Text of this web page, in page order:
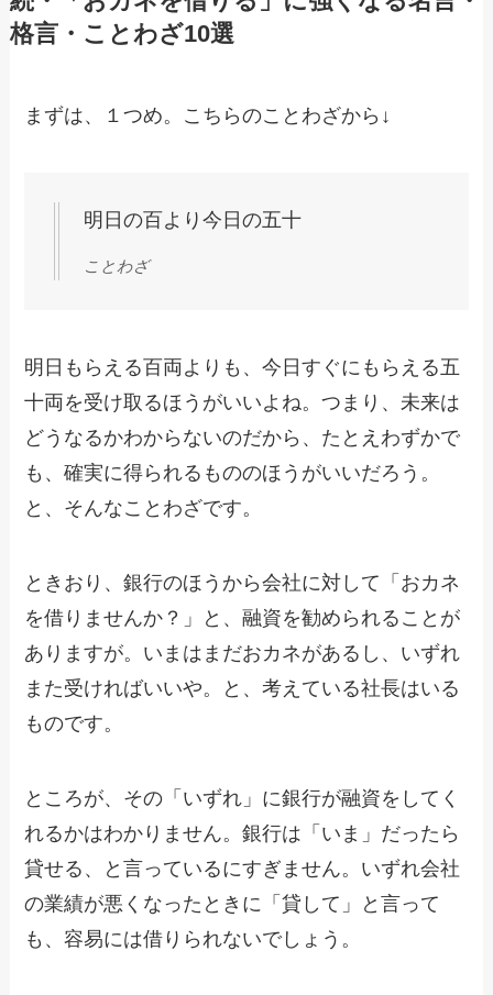
格言・ことわざ10選
まずは、１つめ。こちらのことわざから↓
明日の百より今日の五十
ことわざ
明日もらえる百両よりも、今日すぐにもらえる五
十両を受け取るほうがいいよね。つまり、未来は
どうなるかわからないのだから、たとえわずかで
も、確実に得られるもののほうがいいだろう。
と、そんなことわざです。
ときおり、銀行のほうから会社に対して「おカネ
を借りませんか？」と、融資を勧められることが
ありますが。いまはまだおカネがあるし、いずれ
また受ければいいや。と、考えている社長はいる
ものです。
ところが、その「いずれ」に銀行が融資をしてく
れるかはわかりません。銀行は「いま」だったら
貸せる、と言っているにすぎません。いずれ会社
の業績が悪くなったときに「貸して」と言って
も、容易には借りられないでしょう。